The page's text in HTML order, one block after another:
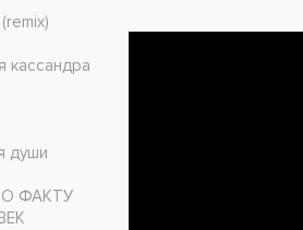
кассандра
души
ФАКТУ